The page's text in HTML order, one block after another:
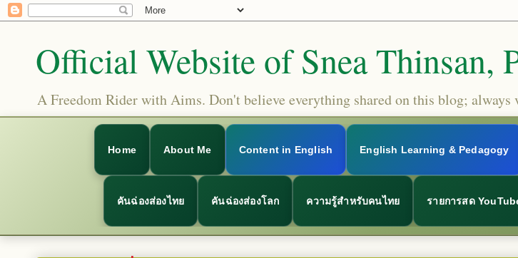
Official Website of Snea Thinsan,
A Freedom Rider with Aims. Don't believe everything shared on this blog; always
Home About Me Content in English English Learning & Pedagogy
คันฉ่องส่องไทย คันฉ่องส่องโลก ความรู้สำหรับคนไทย รายการสด